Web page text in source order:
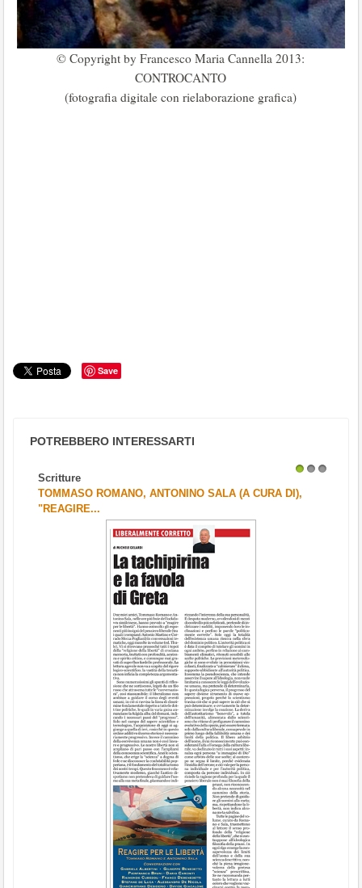
© Copyright by Francesco Maria Cannella 2013:
CONTROCANTO
(fotografia digitale con rielaborazione grafica)
Save
POTREBBERO INTERESSARTI
Scritture
TOMMASO ROMANO, ANTONINO SALA (A CURA DI),
"REAGIRE...